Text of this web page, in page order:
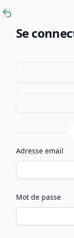
Se
Adresse email
Mot de passe